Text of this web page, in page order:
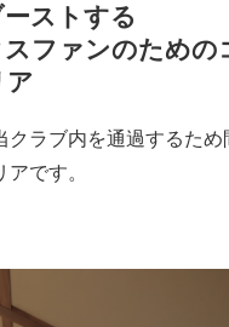
ストする
ファンのための
ア
クラブ内を通過するため
です。